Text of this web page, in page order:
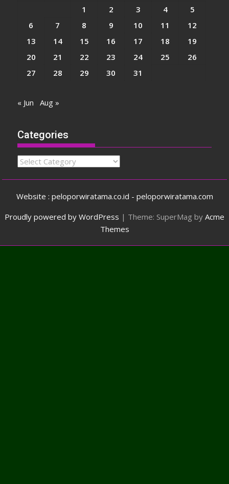
1
2 3 4
5
6
7 8 9 10 11
12
13
14 15 16 17 18
19
20
21 22 23 24 25
26
27
28 29 30 31
« Jun Aug »
Categories
Categories
Website : peloporwiratama.co.id - peloporwiratama.com
Proudly powered by WordPress | Theme: SuperMag by Acme
Themes